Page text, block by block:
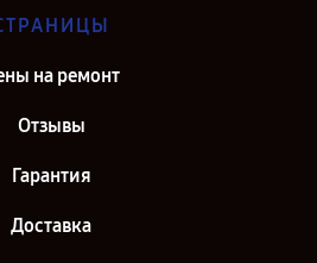
на ремонт
Отзывы
Гарантия
Доставка